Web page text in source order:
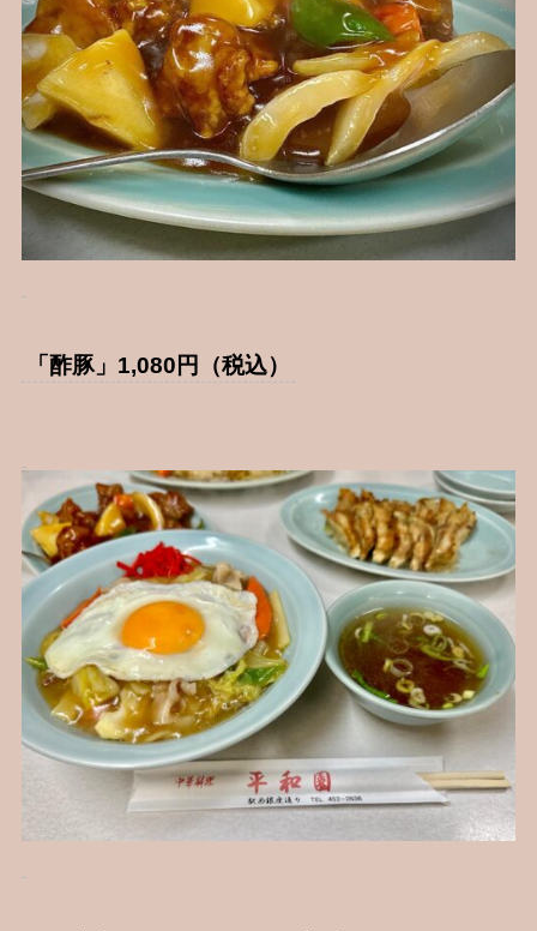
「酢豚」1,080円（税込）